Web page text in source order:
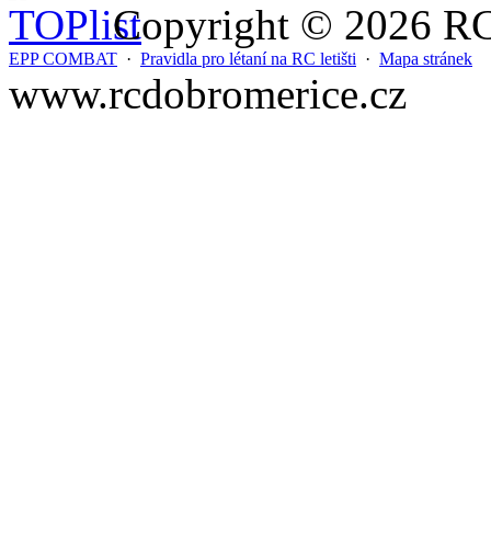
Copyright © 2026
EPP COMBAT · Pravidla pro létaní na RC letišti · Mapa stránek
www.rcdobromerice.cz